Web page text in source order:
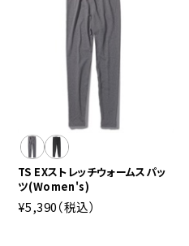
TS EXストレッチウォームスパッ
ツ(Women's)
¥5,390（税込）